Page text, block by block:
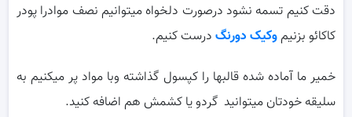
دقت کنیم تسمه نشود درصورت دلخواه میتوانیم نصف موادرا پودر
کاکائو بزنیموکیک دورنگ درست کنیم.
خمیر ما آماده شده قالبها را کپسول گذاشته وبا مواد پر میکنیم به
سلیقه خودتان میتوانید گردو یا کشمش هم اضافه کنید.